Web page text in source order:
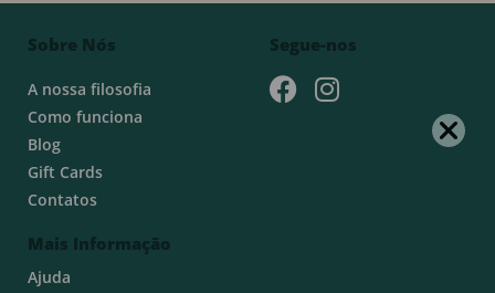
Sobre Nós
A nossa filosofia
Como funciona
Blog
Gift Cards
Contatos
Mais Informação
Ajuda
Segue-nos